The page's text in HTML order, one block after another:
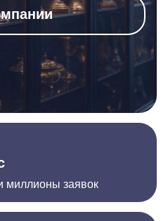
заявок